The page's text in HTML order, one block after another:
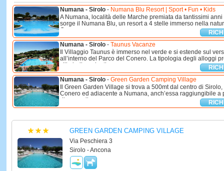
Numana - Sirolo- Numana Blu Resort | Sport • Fun • Kids
A Numana, località delle Marche premiata da tantissimi
sorge il Numana Blu, un resort a 4 stelle immerso nella
Conero, a ...
Numana - Sirolo- Taunus Vacanze
Il Villaggio Taunus è immerso nel verde e si estende sul
all’interno del Parco del Conero. La tipologia degli alloggi
ville indipendenti ...
Numana - Sirolo- Green Garden Camping Village
Il Green Garden Village si trova a 500mt dal centro di
Conero ed adiacente a Numana, anch’essa raggiungibile a
dispone di ...
GREEN GARDEN CAMPING VILLAGE
Via Peschiera 3
Sirolo - Ancona